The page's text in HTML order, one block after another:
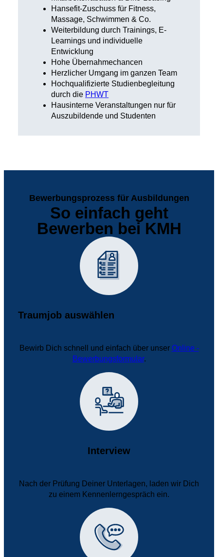
Hansefit-Zuschuss für Fitness,
Massage, Schwimmen & Co.
Weiterbildung durch Trainings, E-
Learnings und individuelle
Entwicklung
Hohe Übernahmechancen
Herzlicher Umgang im ganzen Team
Hochqualifizierte Studienbegleitung
durch die PHWT
Hausinterne Veranstaltungen nur für
Auszubildende und Studenten
Bewerbungsprozess für Ausbildungen
So einfach geht
Bewerben bei KMH
Traumjob auswählen
Bewirb Dich schnell und einfach über unser Online -
Bewerbungsformular.
Interview
Nach der Prüfung Deiner Unterlagen, laden wir Dich
zu einem Kennenlerngespräch ein.